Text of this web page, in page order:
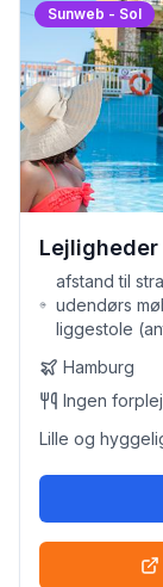
Sunweb - Sol
Lejligheder
afstand til
udendørs
liggestole
Hamburg
Ingen
Lille og